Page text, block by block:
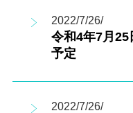
2022/7/26/
令和4年7月25
予定
2022/7/26/